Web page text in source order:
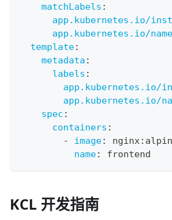
matchLabels :
app.kubernetes.io/
app.kubernetes.io/name
template:
metadata :
labels :
app.kubernetes.io/
app.kubernetes.io/
spec :
containers :
-
image: nginx:
name: frontend
KCL 开发指南